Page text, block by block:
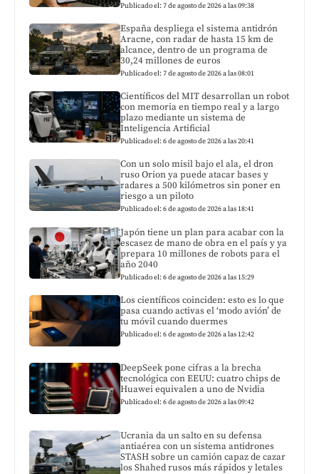
Publicado el: 7 de agosto de 2026 a las 09:38
España despliega el sistema antidrón
Aracne, con radar de hasta 15 km de
alcance, dentro de un programa de
30,24 millones de euros
Publicado el: 7 de agosto de 2026 a las 08:01
Científicos del MIT desarrollan un robot
con memoria en tiempo real y a largo
plazo mediante un sistema de
Inteligencia Artificial
Publicado el: 6 de agosto de 2026 a las 20:41
Con un solo misil bajo el ala, el dron
ruso Orion ya puede atacar bases y
radares a 500 kilómetros sin poner en
riesgo a un piloto
Publicado el: 6 de agosto de 2026 a las 18:41
Japón tiene un plan para acabar con la
escasez de mano de obra en el país y ya
prepara 10 millones de robots para el
año 2040
Publicado el: 6 de agosto de 2026 a las 15:29
Los científicos coinciden: esto es lo que
pasa cuando activas el ‘modo avión’ de
tu móvil cuando duermes
Publicado el: 6 de agosto de 2026 a las 12:42
DeepSeek pone cifras a la brecha
tecnológica con EEUU: cuatro chips de
Huawei equivalen a uno de Nvidia
Publicado el: 6 de agosto de 2026 a las 09:42
Ucrania da un salto en su defensa
antiaérea con un sistema antidrones
STASH sobre un camión capaz de cazar
los Shahed rusos más rápidos y letales